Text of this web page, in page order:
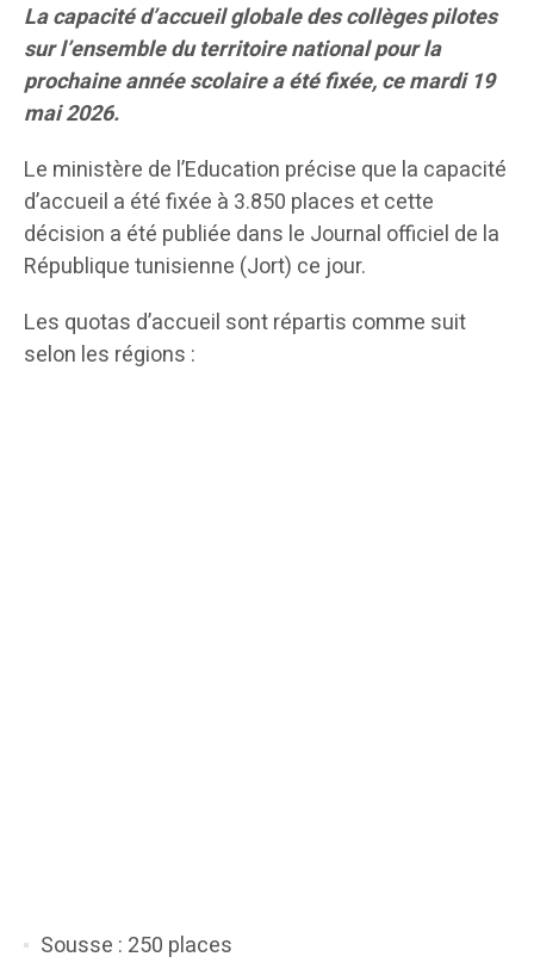
La capacité d’accueil globale des collèges pilotes
sur l’ensemble du territoire national pour la
prochaine année scolaire a été fixée, ce mardi 19
mai 2026.
Le ministère de l’Education précise que la capacité
d’accueil a été fixée à 3.850 places et cette
décision a été publiée dans le Journal officiel de la
République tunisienne (Jort) ce jour.
Les quotas d’accueil sont répartis comme suit
selon les régions :
Sousse : 250 places